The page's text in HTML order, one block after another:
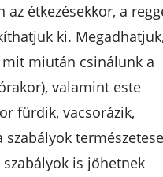
az étkezésekkor, a
ki.
mit miután csinálunk a
valamint este
fürdik, vacsorázik,
is jöhetnek